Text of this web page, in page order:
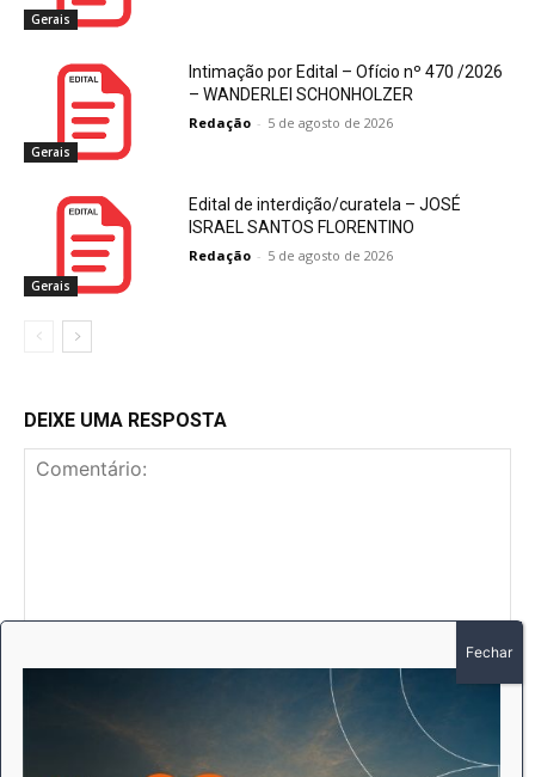
Gerais
Gerais
Intimação por Edital – Ofício nº 470 /2026
– WANDERLEI SCHONHOLZER
Redação - 5 de agosto de 2026
Gerais
Edital de interdição/curatela – JOSÉ
ISRAEL SANTOS FLORENTINO
Redação - 5 de agosto de 2026
DEIXE UMA RESPOSTA